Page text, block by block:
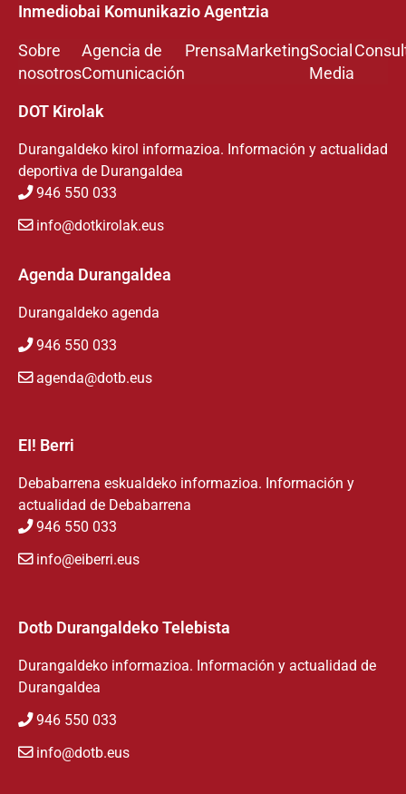
Inmediobai Komunikazio Agentzia
Sobre
nosotros
Agencia de
Comunicación
PrensaMarketingSocial
Media
DOT Kirolak
Durangaldeko kirol informazioa. Información y actualidad
deportiva de Durangaldea
946 550 033
info@dotkirolak.eus
Agenda Durangaldea
Durangaldeko agenda
946 550 033
agenda@dotb.eus
EI! Berri
Debabarrena eskualdeko informazioa. Información y
actualidad de Debabarrena
946 550 033
info@eiberri.eus
Dotb Durangaldeko Telebista
Durangaldeko informazioa. Información y actualidad de
Durangaldea
946 550 033
info@dotb.eus